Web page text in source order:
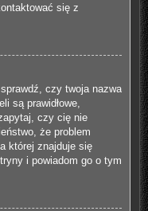
się z
czy twoja nazwa
są prawidłowe,
czy cię nie
że problem
której znajduje się
i powiadom go o tym